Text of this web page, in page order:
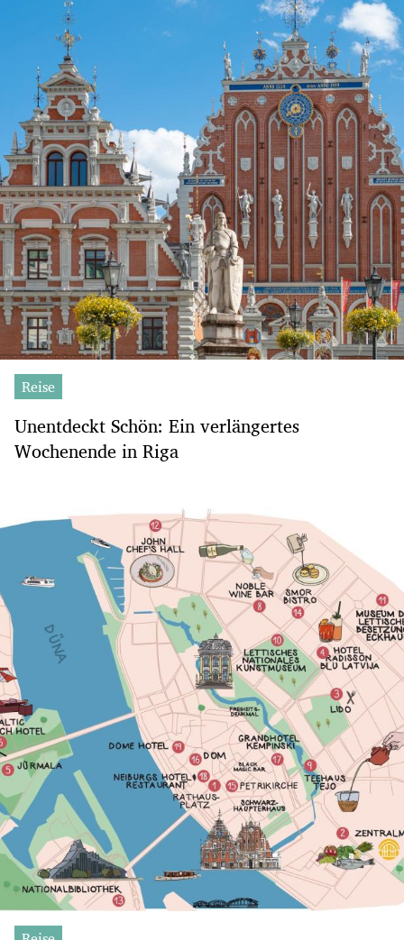
Reise
Unentdeckt Schön: Ein verlängertes
Wochenende in Riga